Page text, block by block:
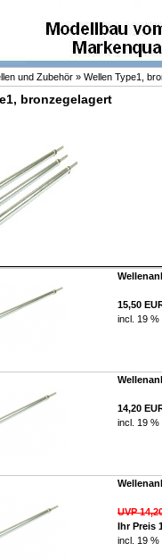
und Zubehör » Wellen Type1,
bronzegelagert
15,50
incl. 19 %
14,20
incl. 19 %
UVP
Ihr Preis
incl. 19 %